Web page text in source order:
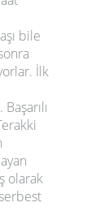
bile
İlk
olarak